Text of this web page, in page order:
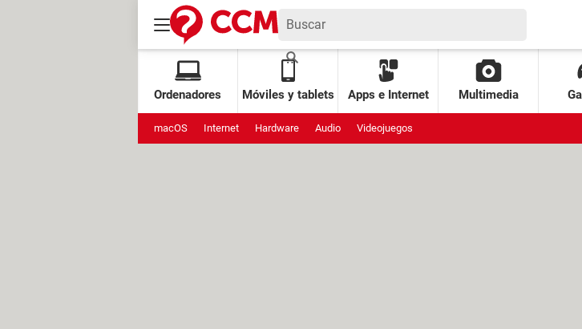
Ordenadores Móviles y tablets Apps e Internet Multimedia
macOS Internet Hardware Audio Videojuegos